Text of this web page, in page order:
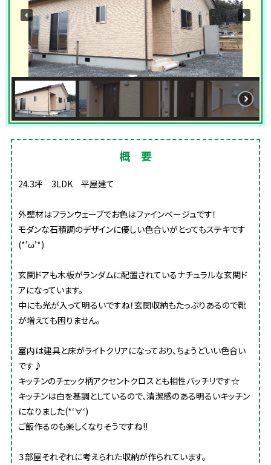
概 要
24.3坪 3LDK 平屋建て
外壁材はフランウェーブでお色はファインベージュです！
モダンな石積調のデザインに優しい色合いがとってもステキです
(*’ω’*)
玄関ドアも木板がランダムに配置されているナチュラルな玄関ド
アになっています。
中にも光が入って明るいですね！玄関収納もたっぷりあるので靴
が増えても困りません。
室内は建具と床がライトクリアになっており、ちょうどいい色合い
です♪
キッチンのチェック柄アクセントクロスとも相性バッチリです☆
キッチンは白を基調としているので、清潔感のある明るいキッチン
になりました(*‘∀‘)
ご飯作るのも楽しくなりそうですね‼
３部屋それぞれに考えられた収納が作られています。